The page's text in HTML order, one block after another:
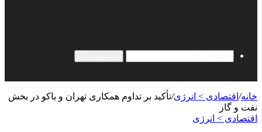
خانه/ اقتصادی > انرژی/تأکید بر تداوم همکاری تهران و باکو در بخش
نفت و گاز
اقتصادی > انرژی